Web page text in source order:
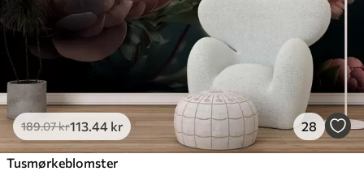
189.07kr113 .44 kr 28
Tusmørkeblomster